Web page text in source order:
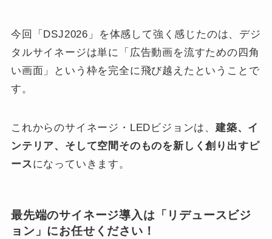
今回「DSJ2026」を体感して強く感じたのは、デジ
タルサイネージは単に「広告動画を流すための四角
い画面」という枠を完全に飛び越えたということで
す。
これからのサイネージ・LEDビジョンは、建築、イ
ンテリア、そして空間そのものを新しく創り出すピ
ースになっていきます。
最先端のサイネージ導入は「リデュースビジ
ョン」にお任せください！